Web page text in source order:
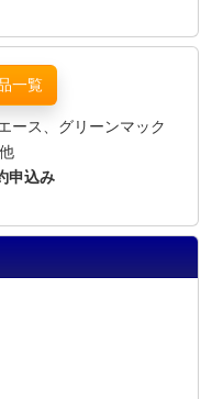
一覧
ース、グリーンマック
申込み